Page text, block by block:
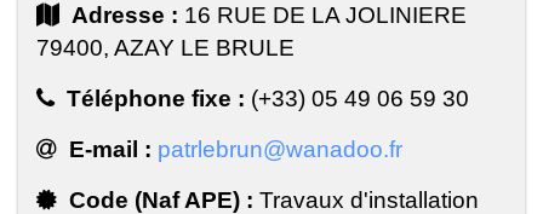
Adresse : 16 RUE DE LA JOLINIERE
79400, AZAY LE BRULE
Téléphone fixe : (+33) 05 49 06 59 30
E-mail : patrlebrun@wanadoo.fr
Code (Naf APE) : Travaux d'installation